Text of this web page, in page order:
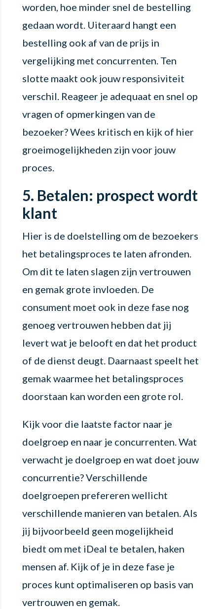
worden, hoe minder snel de bestelling
gedaan wordt. Uiteraard hangt een
bestelling ook af van de prijs in
vergelijking met concurrenten. Ten
slotte maakt ook jouw responsiviteit
verschil. Reageer je adequaat en snel op
vragen of opmerkingen van de
bezoeker? Wees kritisch en kijk of hier
groeimogelijkheden zijn voor jouw
proces.
5. Betalen: prospect wordt
klant
Hier is de doelstelling om de bezoekers
het betalingsproces te laten afronden.
Om dit te laten slagen zijn vertrouwen
en gemak grote invloeden. De
consument moet ook in deze fase nog
genoeg vertrouwen hebben dat jij
levert wat je belooft en dat het product
of de dienst deugt. Daarnaast speelt het
gemak waarmee het betalingsproces
doorstaan kan worden een grote rol.
Kijk voor die laatste factor naar je
doelgroep en naar je concurrenten. Wat
verwacht je doelgroep en wat doet jouw
concurrentie? Verschillende
doelgroepen prefereren wellicht
verschillende manieren van betalen. Als
jij bijvoorbeeld geen mogelijkheid
biedt om met iDeal te betalen, haken
mensen af. Kijk of je in deze fase je
proces kunt optimaliseren op basis van
vertrouwen en gemak.